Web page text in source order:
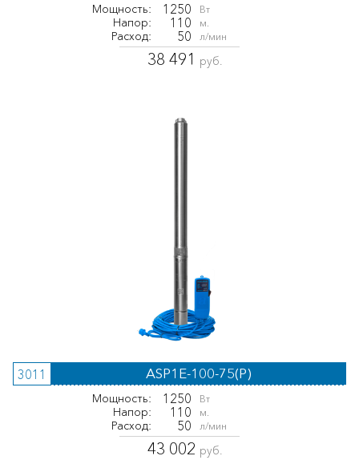
Мощность: 1250 Вт
Напор: 110 м.
Расход: 50 л/мин
38 491 руб.
3011 ASP1E-100-75(P)
Мощность: 1250 Вт
Напор: 110 м.
Расход: 50 л/мин
43 002 руб.